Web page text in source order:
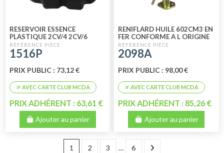
RESERVOIR ESSENCE
PLASTIQUE 2CV/4 2CV/6
MEHARI DYANE AMI 6
PERFORMANCE
1516P
PRIX PUBLIC : 73,12 €
PRIX ADHÉRENT : 63,61 €
Ajouter au panier
RENIFLARD HUILE 602CM3 EN
FER CONFORME A L ORIGINE
SORTIE VERS LE HAUT
2098A
PRIX PUBLIC : 98,00 €
PRIX ADHÉRENT : 85,26 €
Ajouter au panier
1 2 3 … 6